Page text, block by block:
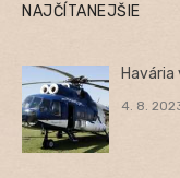
NAJČÍTANEJŠIE
4. 8.